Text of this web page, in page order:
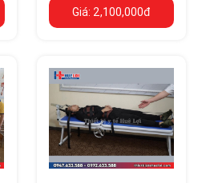
Giá: 2,100,000đ